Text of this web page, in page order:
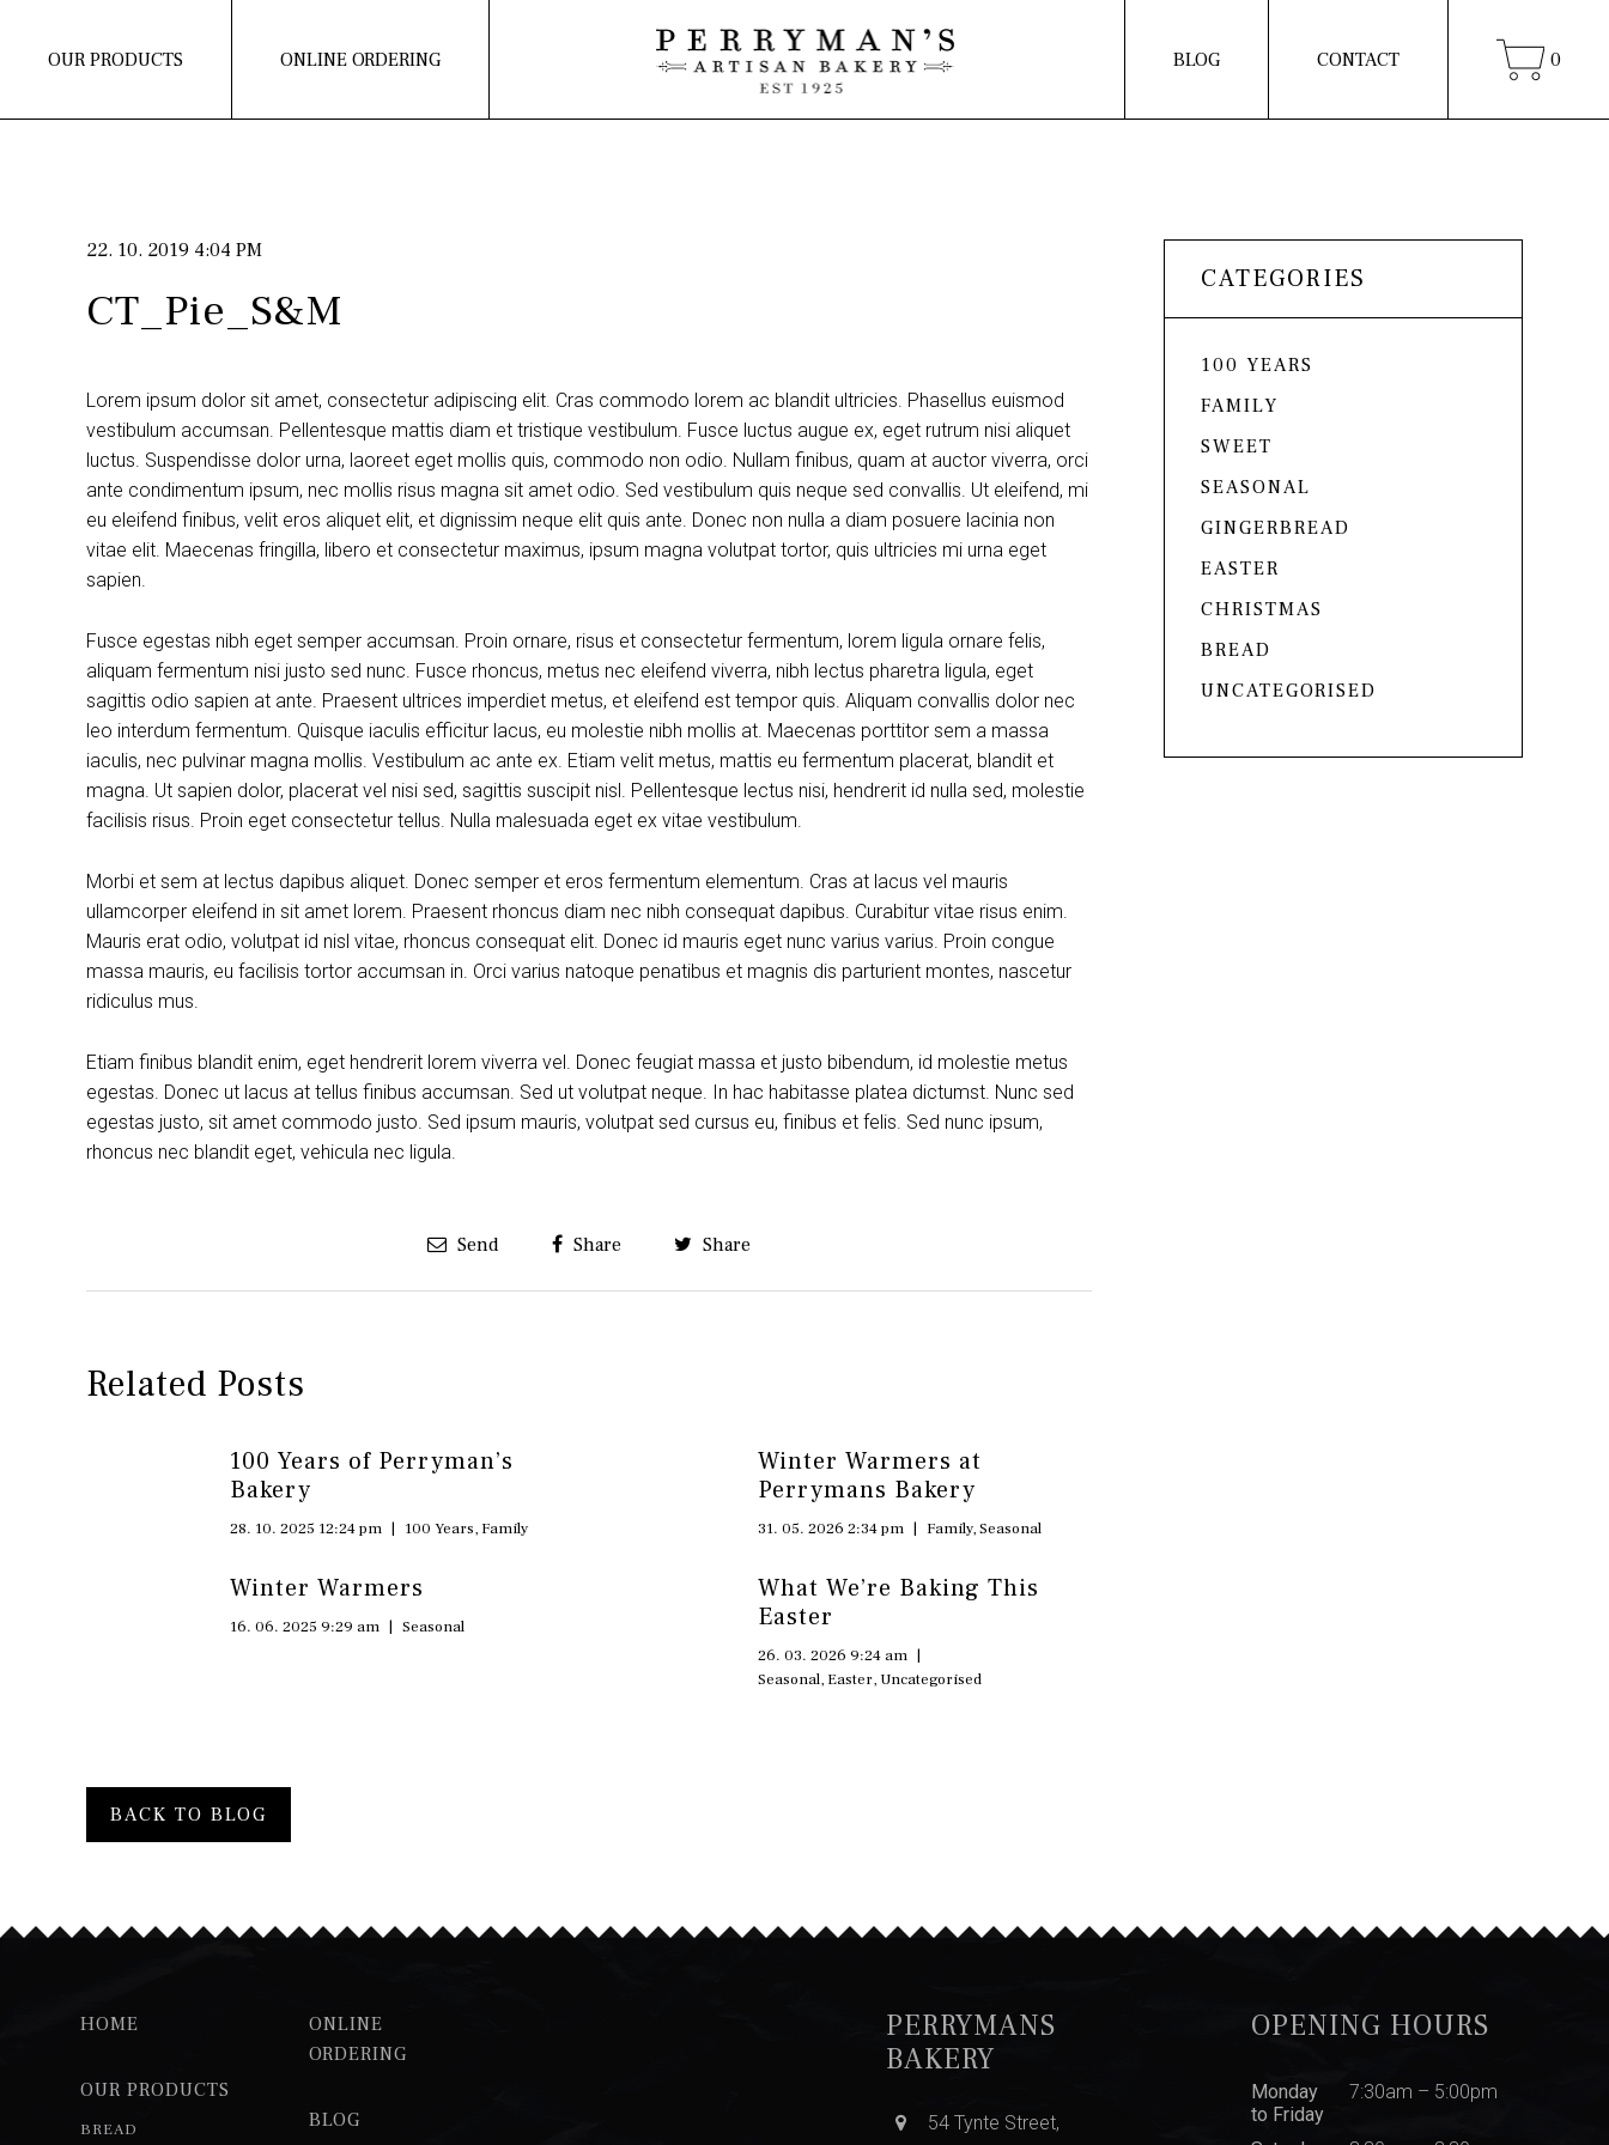
OUR PRODUCTS ONLINE ORDERING BLOG CONTACT 0
22. 10. 2019 4:04 PM
CT_Pie_S&M
Lorem ipsum dolor sit amet, consectetur adipiscing elit. Cras commodo lorem ac blandit ultricies. Phasellus euismod
vestibulum accumsan. Pellentesque mattis diam et tristique vestibulum. Fusce luctus augue ex, eget rutrum nisi aliquet
luctus. Suspendisse dolor urna, laoreet eget mollis quis, commodo non odio. Nullam finibus, quam at auctor viverra, orci
ante condimentum ipsum, nec mollis risus magna sit amet odio. Sed vestibulum quis neque sed convallis. Ut eleifend, mi
eu eleifend finibus, velit eros aliquet elit, et dignissim neque elit quis ante. Donec non nulla a diam posuere lacinia non
vitae elit. Maecenas fringilla, libero et consectetur maximus, ipsum magna volutpat tortor, quis ultricies mi urna eget
sapien.
Fusce egestas nibh eget semper accumsan. Proin ornare, risus et consectetur fermentum, lorem ligula ornare felis,
aliquam fermentum nisi justo sed nunc. Fusce rhoncus, metus nec eleifend viverra, nibh lectus pharetra ligula, eget
sagittis odio sapien at ante. Praesent ultrices imperdiet metus, et eleifend est tempor quis. Aliquam convallis dolor nec
leo interdum fermentum. Quisque iaculis efficitur lacus, eu molestie nibh mollis at. Maecenas porttitor sem a massa
iaculis, nec pulvinar magna mollis. Vestibulum ac ante ex. Etiam velit metus, mattis eu fermentum placerat, blandit et
magna. Ut sapien dolor, placerat vel nisi sed, sagittis suscipit nisl. Pellentesque lectus nisi, hendrerit id nulla sed, molestie
facilisis risus. Proin eget consectetur tellus. Nulla malesuada eget ex vitae vestibulum.
Morbi et sem at lectus dapibus aliquet. Donec semper et eros fermentum elementum. Cras at lacus vel mauris
ullamcorper eleifend in sit amet lorem. Praesent rhoncus diam nec nibh consequat dapibus. Curabitur vitae risus enim.
Mauris erat odio, volutpat id nisl vitae, rhoncus consequat elit. Donec id mauris eget nunc varius varius. Proin congue
massa mauris, eu facilisis tortor accumsan in. Orci varius natoque penatibus et magnis dis parturient montes, nascetur
ridiculus mus.
Etiam finibus blandit enim, eget hendrerit lorem viverra vel. Donec feugiat massa et justo bibendum, id molestie metus
egestas. Donec ut lacus at tellus finibus accumsan. Sed ut volutpat neque. In hac habitasse platea dictumst. Nunc sed
egestas justo, sit amet commodo justo. Sed ipsum mauris, volutpat sed cursus eu, finibus et felis. Sed nunc ipsum,
rhoncus nec blandit eget, vehicula nec ligula.
Send Share Share
Related Posts
100 Years of Perryman’s
Bakery
28. 10. 2025 12:24 pm | 100 Years, Family
Winter Warmers at
Perrymans Bakery
31. 05. 2026 2:34 pm | Family,Seasonal
Winter Warmers
16. 06. 2025 9:29 am | Seasonal
What We’re Baking This
Easter
26. 03. 2026 9:24 am |
Seasonal, Easter, Uncategorised
BACK TO BLOG
CATEGORIES
100 YEARS
FAMILY
SWEET
SEASONAL
GINGERBREAD
EASTER
CHRISTMAS
BREAD
UNCATEGORISED
HOME
OUR PRODUCTS
BREAD
ONLINE
ORDERING
BLOG
PERRYMANS
BAKERY
54 Tynte Street,
OPENING HOURS
Monday
to Friday
7:30am – 5:00pm